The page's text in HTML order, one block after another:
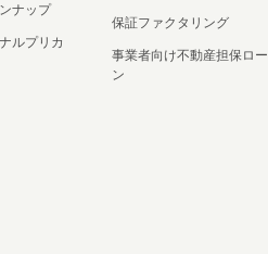
ナップ
ルプリカ
保証ファクタリング
事業者向け不動産担保ロー
ン